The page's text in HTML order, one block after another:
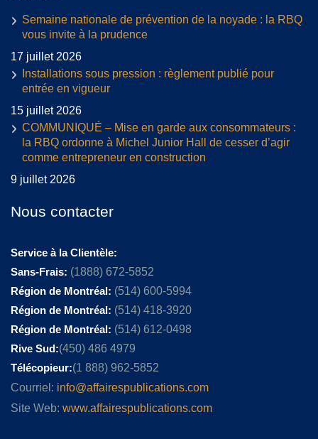
Semaine nationale de prévention de la noyade : la RBQ
vous invite à la prudence
17 juillet 2026
Installations sous pression : règlement publié pour
entrée en vigueur
15 juillet 2026
COMMUNIQUÉ – Mise en garde aux consommateurs :
la RBQ ordonne à Michel Junior Hall de cesser d’agir
comme entrepreneur en construction
9 juillet 2026
Nous contacter
Service à la Clientèle:
Sans-Frais: (1888) 672-5852
Région de Montréal: (514) 600-5994
Région de Montréal: (514) 418-3920
Région de Montréal: (514) 612-0498
Rive Sud:(450) 486 4979
Télécopieur:(1 888) 962-5852
Courriel: info@affairespublications.com
Site Web: www.affairespublications.com